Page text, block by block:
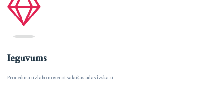
Ieguvums
Procedūra uzlabo novecot sākušas ādas izskatu